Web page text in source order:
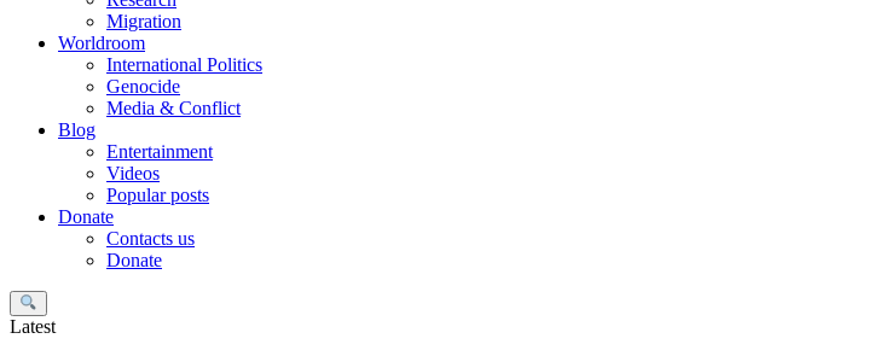
Migration
Worldroom
International Politics
Genocide
Media & Conflict
Blog
Entertainment
Videos
Popular posts
Donate
Contacts us
Donate
Search
Latest